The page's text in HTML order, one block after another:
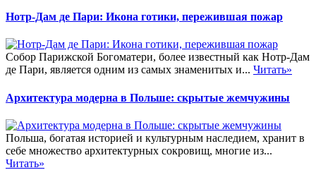
Нотр-Дам де Пари: Икона готики, пережившая пожар
Собор Парижской Богоматери, более известный как Нотр-Дам
де Пари, является одним из самых знаменитых и... Читать»
Архитектура модерна в Польше: скрытые жемчужины
Польша, богатая историей и культурным наследием, хранит в
себе множество архитектурных сокровищ, многие из...
Читать»